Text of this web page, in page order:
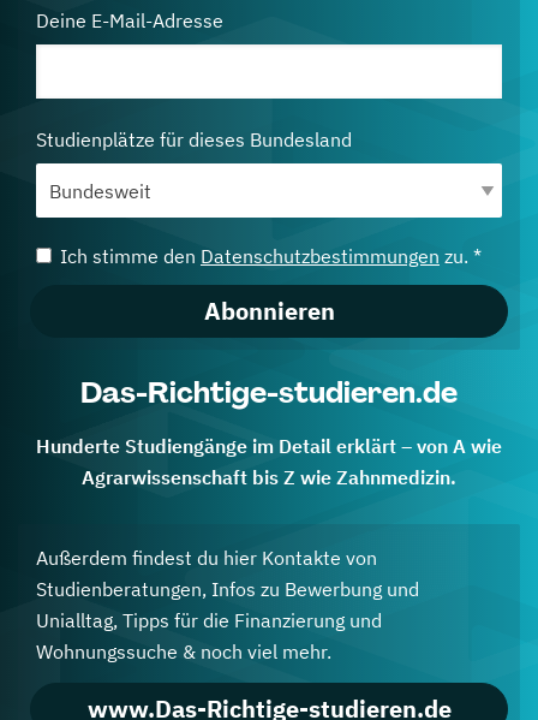
Deine E-Mail-Adresse
Studienplätze für dieses Bundesland
Ich stimme den Datenschutzbestimmungen zu. *
Abonnieren
Das-Richtige-studieren.de
Hunderte Studiengänge im Detail erklärt – von A wie
Agrarwissenschaft bis Z wie Zahnmedizin.
Außerdem findest du hier Kontakte von
Studienberatungen, Infos zu Bewerbung und
Unialltag, Tipps für die Finanzierung und
Wohnungssuche & noch viel mehr.
www.Das-Richtige-studieren.de